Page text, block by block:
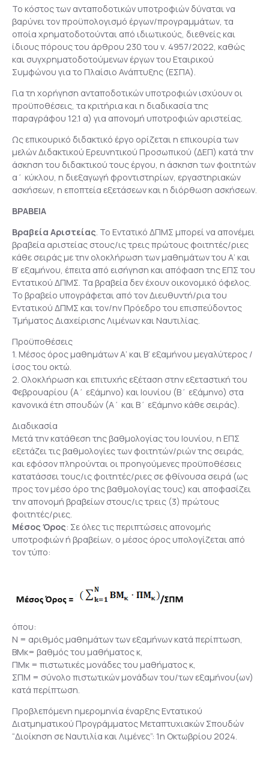
Το κόστος των ανταποδοτικών υποτροφιών δύναται να
βαρύνει τον προϋπολογισμό έργων/προγραμμάτων, τα
οποία χρηματοδοτούνται από ιδιωτικούς, διεθνείς και
ίδιους πόρους του άρθρου 230 του ν. 4957/2022, καθώς
και συγχρηματοδοτούμενων έργων του Εταιρικού
Συμφώνου για το Πλαίσιο Ανάπτυξης (ΕΣΠΑ).
Για τη χορήγηση ανταποδοτικών υποτροφιών ισχύουν οι
προϋποθέσεις, τα κριτήρια και η διαδικασία της
παραγράφου 12.1 α) για απονομή υποτροφιών αριστείας.
Ως επικουρικό διδακτικό έργο ορίζεται η επικουρία των
μελών Διδακτικού Ερευνητικού Προσωπικού (ΔΕΠ) κατά την
άσκηση του διδακτικού τους έργου, η άσκηση των φοιτητών
α΄ κύκλου, η διεξαγωγή φροντιστηρίων, εργαστηριακών
ασκήσεων, η εποπτεία εξετάσεων και η διόρθωση ασκήσεων.
ΒΡΑΒΕΙΑ
Βραβεία Αριστείας. Το Εντατικό ΔΠΜΣ μπορεί να απονέμει
βραβεία αριστείας στους/ις τρεις πρώτους φοιτητές/ριες
κάθε σειράς με την ολοκλήρωση των μαθημάτων του Α’ και
Β’ εξαμήνου, έπειτα από εισήγηση και απόφαση της ΕΠΣ του
Εντατικού ΔΠΜΣ. Τα βραβεία δεν έχουν οικονομικό όφελος.
Το βραβείο υπογράφεται από τον Διευθυντή/ρια του
Εντατικού ΔΠΜΣ και τον/ην Πρόεδρο του επισπεύδοντος
Τμήματος Διαχείρισης Λιμένων και Ναυτιλίας.
Προϋποθέσεις
1. Μέσος όρος μαθημάτων Α’ και Β’ εξαμήνου μεγαλύτερος /
ίσος του οκτώ.
2. Ολοκλήρωση και επιτυχής εξέταση στην εξεταστική του
Φεβρουαρίου (Α΄ εξάμηνο) και Ιουνίου (Β΄ εξάμηνο) στα
κανονικά έτη σπουδών (Α΄ και Β΄ εξάμηνο κάθε σειράς).
Διαδικασία
Μετά την κατάθεση της βαθμολογίας του Ιουνίου, η ΕΠΣ
εξετάζει τις βαθμολογίες των φοιτητών/ριών της σειράς,
και εφόσον πληρούνται οι προηγούμενες προϋποθέσεις
κατατάσσει τους/ις φοιτητές/ριες σε φθίνουσα σειρά (ως
προς τον μέσο όρο της βαθμολογίας τους) και αποφασίζει
την απονομή βραβείων στους/ις τρεις (3) πρώτους
φοιτητές/ριες.
Μέσος Όρος: Σε όλες τις περιπτώσεις απονομής
υποτροφιών ή βραβείων, ο μέσος όρος υπολογίζεται από
τον τύπο:
όπου:
Ν = αριθμός μαθημάτων των εξαμήνων κατά περίπτωση,
ΒΜκ= βαθμός του μαθήματος κ,
ΠΜκ = πιστωτικές μονάδες του μαθήματος κ,
ΣΠΜ = σύνολο πιστωτικών μονάδων του/των εξαμήνου(ων)
κατά περίπτωση.
Προβλεπόμενη ημερομηνία έναρξης Εντατικού
Διατμηματικού Προγράμματος Μεταπτυχιακών Σπουδών
“Διοίκηση σε Ναυτιλία και Λιμένες”: 1η Οκτωβρίου 2024.